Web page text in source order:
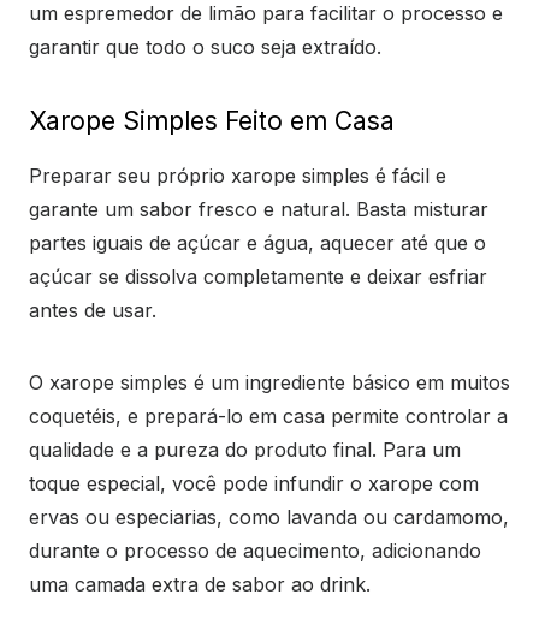
um espremedor de limão para facilitar o processo e
garantir que todo o suco seja extraído.
Xarope Simples Feito em Casa
Preparar seu próprio xarope simples é fácil e
garante um sabor fresco e natural. Basta misturar
partes iguais de açúcar e água, aquecer até que o
açúcar se dissolva completamente e deixar esfriar
antes de usar.
O xarope simples é um ingrediente básico em muitos
coquetéis, e prepará-lo em casa permite controlar a
qualidade e a pureza do produto final. Para um
toque especial, você pode infundir o xarope com
ervas ou especiarias, como lavanda ou cardamomo,
durante o processo de aquecimento, adicionando
uma camada extra de sabor ao drink.